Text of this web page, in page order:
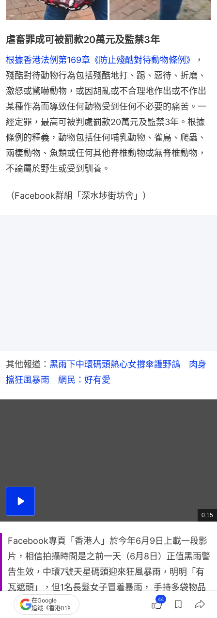
虐畜罪成可被罰款20萬元及監禁3年
根據香港法例第169章《防止殘酷對待動物條例》
，
殘酷對待動物行為包括殘酷地打、踢、惡待、折磨、
激怒或驚嚇動物，或因胡亂或不合理地作出或不作出
某種作為而導致任何動物受到任何不必要的痛苦。一
經定罪，最高可被判處罰款20萬元及監禁3年。根據
條例的釋義，動物包括任何哺乳動物、雀鳥、爬蟲、
兩棲動物、魚類或任何其他脊椎動物或無脊椎動物，
不論屬於野生或受到馴養。
（Facebook群組「深水埗街坊會」）
其他報道： 黑雨下中環碼頭熱心女撐傘護野鴿　肉身
擋狂風暴雨　網民：好有愛
播
總
共
0:15
Facebook專頁「香港人」於今年6月9日上載一段影
片，相信拍攝時間是之前一天（6月8日）正值黑雨警
告生效，中環7號天星碼頭迎來狂風暴雨，明明「有
瓦遮頭」，但1名長髮女子冒着暴雨， 手持多袋物品
走出戶外撐傘，用身體為旁邊野鴿遮風擋雨。長髮女
在Google
追蹤《香港01》
44